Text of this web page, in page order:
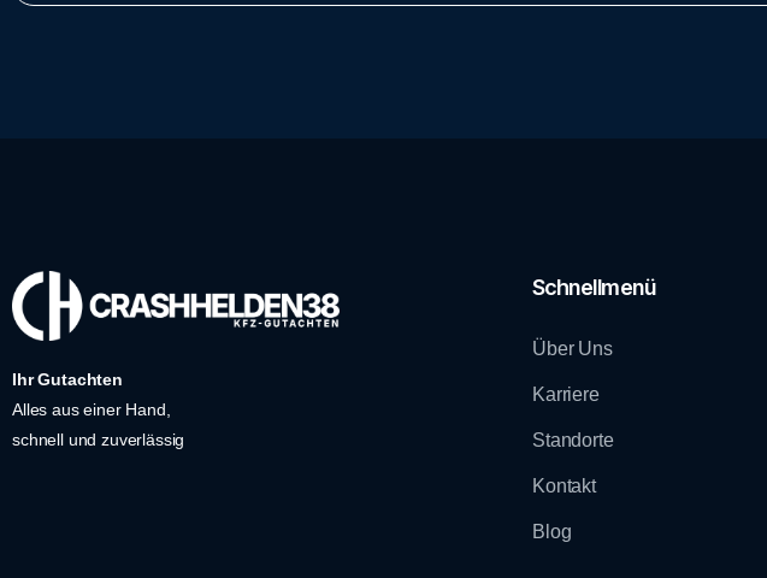
Ihr Gutachten
Alles aus einer Hand,
schnell und zuverlässig
Schnellmenü
Über Uns
Karriere
Standorte
Kontakt
Blog